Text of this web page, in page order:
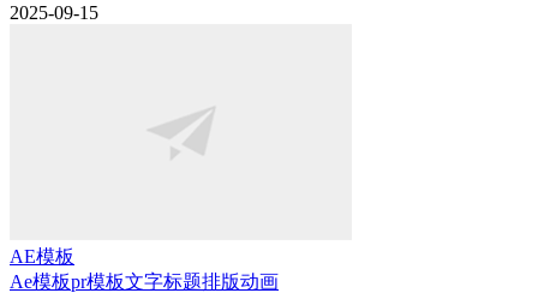
2025-09-15
AE模板
Ae模板pr模板文字标题排版动画